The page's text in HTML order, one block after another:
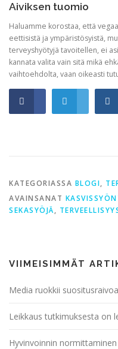
Aiviksen tuomio
Haluamme korostaa, että
eettisistä ja ympäristösyistä,
terveyshyötyjä tavoitellen, ei
kannata valita vain sitä mikä
vaihtoehdolta, vaan oikeasti
KATEGORIASSA BLOGI,
AVAINSANAT
SEKASYÖJÄ,
VIIMEISIMMÄT
Media ruokkii suositusraivoa
Leikkaus tutkimuksesta on
Hyvinvoinnin